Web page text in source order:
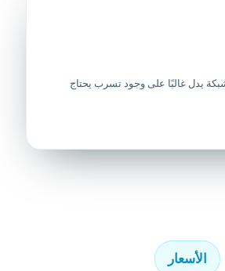
يدل غالبًا على وجود تسرب يحتاج
الأسعار